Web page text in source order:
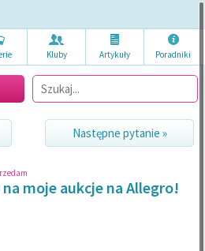
Kluby Artykuły Poradniki
Następne pytanie »
moje aukcje na Allegro!